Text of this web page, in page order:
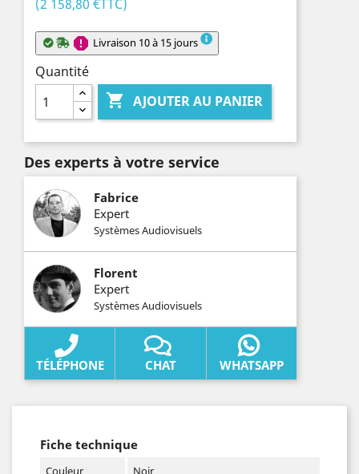
(2 158,80 €TTC)
report Livraison 10 à 15 jours
Quantité
 AJOUTER AU PANIER
Des experts à votre service
Fabrice
Expert
Systèmes Audiovisuels
Florent
Expert
Systèmes Audiovisuels
TÉLÉPHONE CHAT WHATSAPP
Fiche technique
Couleur Noir